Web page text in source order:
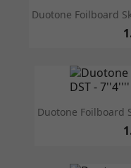
Duotone Foilboard
Duotone Foilboard